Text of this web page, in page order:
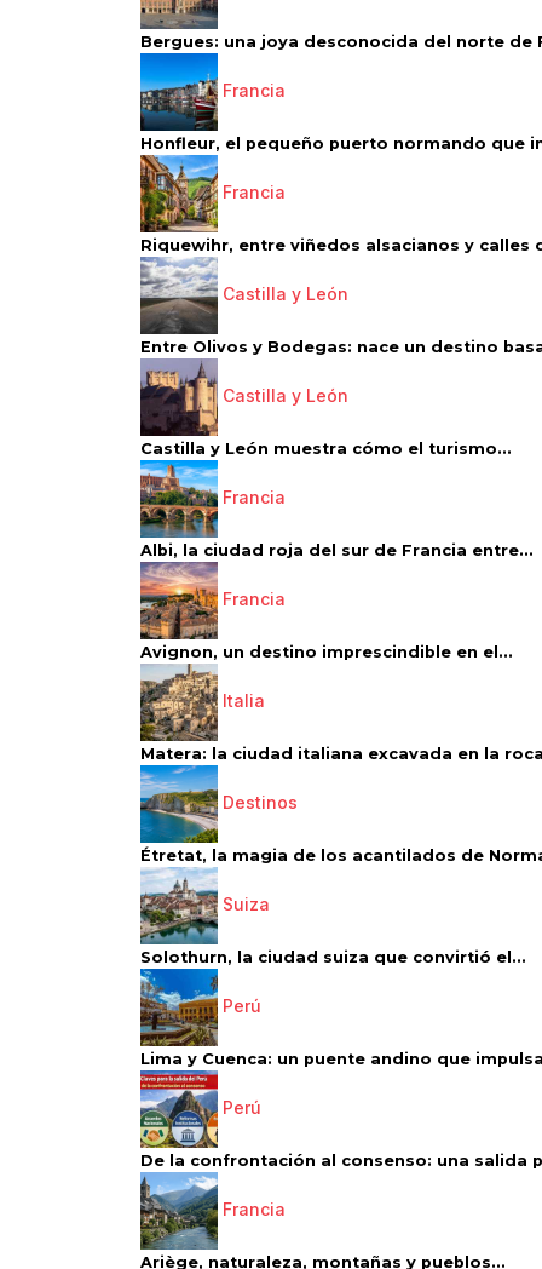
Bergues: una joya desconocida del norte de
Francia
Honfleur, el pequeño puerto normando que
Francia
Riquewihr, entre viñedos alsacianos y calles
Castilla y León
Entre Olivos y Bodegas: nace un destino
Castilla y León
Castilla y León muestra cómo el turismo...
Francia
Albi, la ciudad roja del sur de Francia entre...
Francia
Avignon, un destino imprescindible en el...
Italia
Matera: la ciudad italiana excavada en la
Destinos
Étretat, la magia de los acantilados de
Suiza
Solothurn, la ciudad suiza que convirtió el...
Perú
Lima y Cuenca: un puente andino que
Perú
De la confrontación al consenso: una salida
Francia
Ariège, naturaleza, montañas y pueblos...